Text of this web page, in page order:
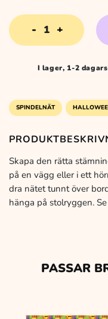
vit
mängd
I lager, 1-2
SPINDELNÄT
Skapa den rätta
på en vägg eller i ett
dra nätet tunnt över
hänga på stolryggen.
PASSAR